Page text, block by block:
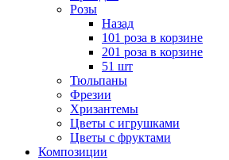
Розы
Назад
101 роза в корзине
201 роза в корзине
51 шт
Тюльпаны
Фрезии
Хризантемы
Цветы с игрушками
Цветы с фруктами
Композиции